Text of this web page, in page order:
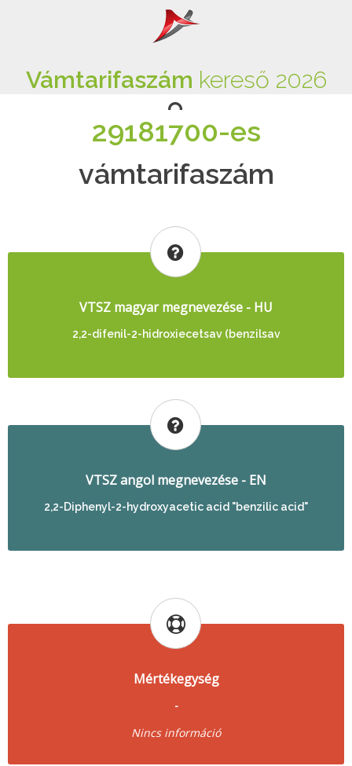
Vámtarifaszám kereső 2026
29181700-es
vámtarifaszám
VTSZ magyar megnevezése - HU
2,2-difenil-2-hidroxiecetsav (benzilsav
VTSZ angol megnevezése - EN
2,2-Diphenyl-2-hydroxyacetic acid "benzilic acid"
Mértékegység
-
Nincs információ